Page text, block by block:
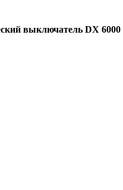
выключатель DX